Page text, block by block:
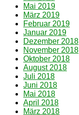
Mai 2019
März 2019
Februar 2019
Januar 2019
Dezember 2018
November 2018
Oktober 2018
August 2018
Juli 2018
Juni 2018
Mai 2018
April 2018
März 2018